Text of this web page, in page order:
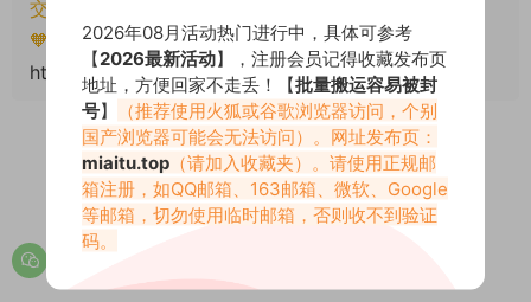
交工单处理。
🧡转载请注明出处！原文链接：
https://www.miaitu.net/78971.html
0 0
2026年08月活动热门进行中，具体可参考
【2026最新活动】，注册会员记得收藏发布页
地址，方便回家不走丢！【批量搬运容易被封
号】
（推荐使用火狐或谷歌浏览器访问，个别
国产浏览器可能会无法访问）。网址发布页：
miaitu.top （请加入收藏夹）。请使用正规邮
箱注册，如QQ邮箱、163邮箱、微软、Google
等邮箱，切勿使用临时邮箱，否则收不到验证
码。